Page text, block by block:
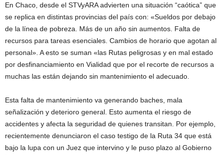
En Chaco, desde el STVyARA advierten una situación “caótica” que
se replica en distintas provincias del país con: «Sueldos por debajo
de la línea de pobreza. Más de un año sin aumentos. Falta de
recursos para tareas esenciales. Cambios de horario que agotan al
personal». A esto se suman «las Rutas peligrosas y en mal estado
por desfinanciamiento en Vialidad que por el recorte de recursos a
muchas las están dejando sin mantenimiento el adecuado.
Esta falta de mantenimiento va generando baches, mala
señalización y deterioro general. Esto aumenta el riesgo de
accidentes y afecta la seguridad de quienes transitan. Por ejemplo,
recientemente denunciaron el caso testigo de la Ruta 34 que está
bajo la lupa con un Juez que intervino y le puso plazo al Gobierno